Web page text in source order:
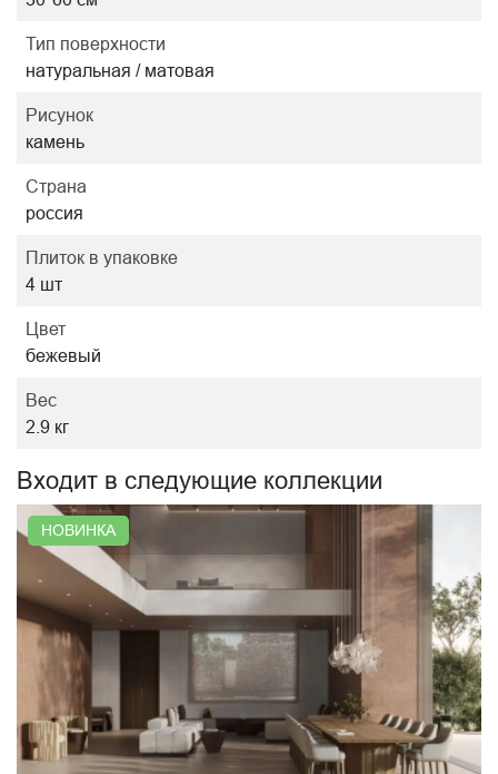
Тип поверхности
натуральная / матовая
Рисунок
камень
Страна
россия
Плиток в упаковке
4 шт
Цвет
бежевый
Вес
2.9 кг
Входит в следующие коллекции
НОВИНКА